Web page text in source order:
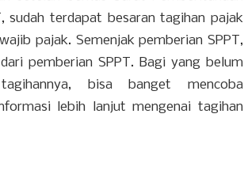
sudah terdapat besaran tagihan pajak
pajak. Semenjak pemberian SPPT,
pemberian SPPT. Bagi yang belum
bisa banget mencoba
lebih lanjut mengenai tagihan